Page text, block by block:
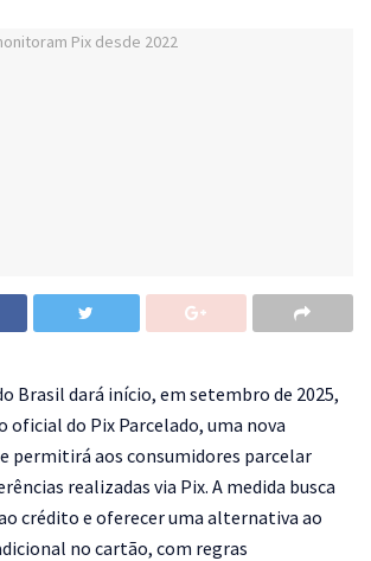
Brasil dará início, em setembro de 2025,
do Pix Parcelado, uma nova
permitirá aos consumidores parcelar
realizadas via Pix. A medida busca
crédito e oferecer uma alternativa ao
no cartão, com regras